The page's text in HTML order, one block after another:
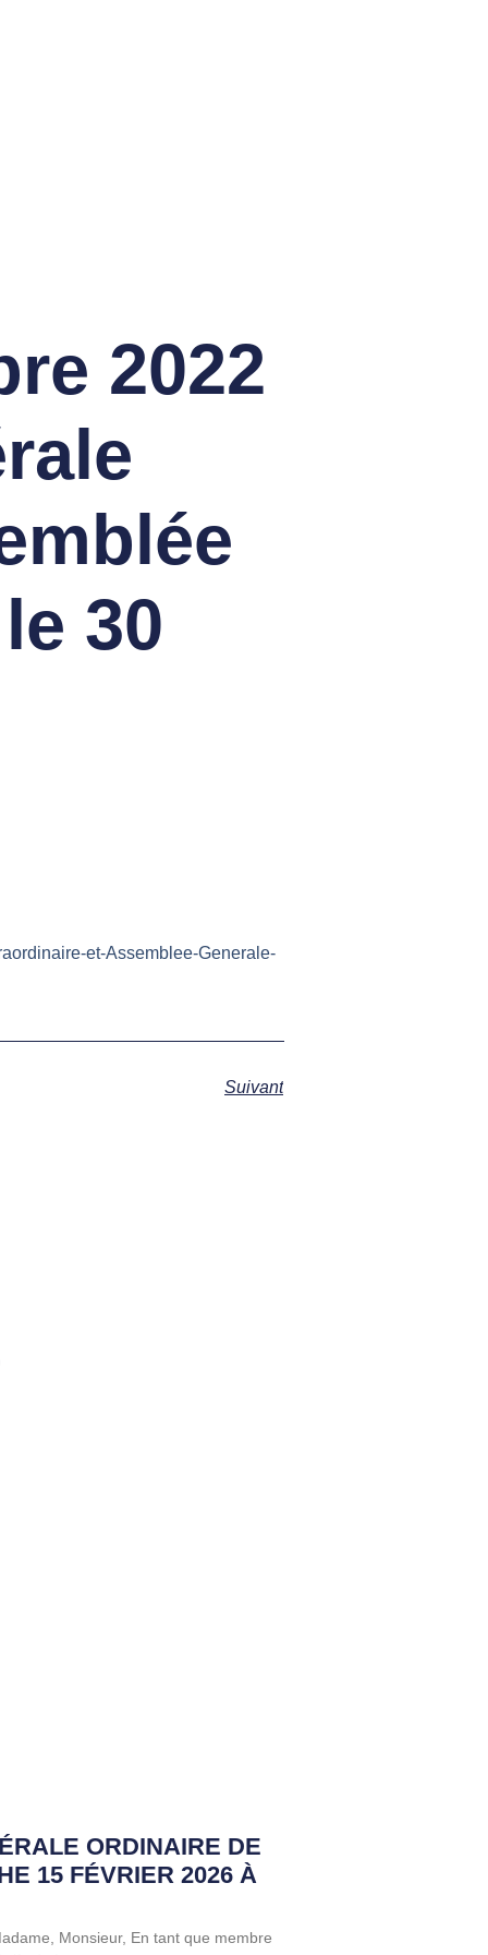
2022
30
et-Assemblee-Generale-
Suivant
ORDINAIRE DE
15 FÉVRIER 2026 À
Monsieur, En tant que membre